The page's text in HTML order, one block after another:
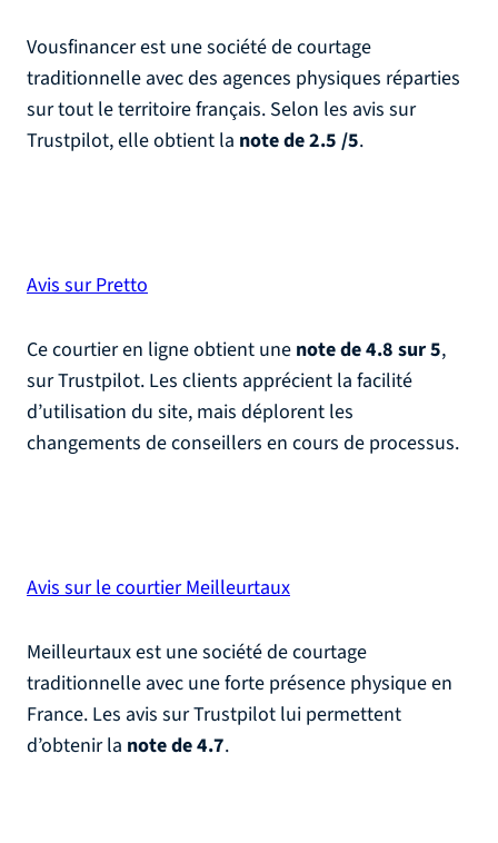
Vousfinancer est une société de courtage
traditionnelle avec des agences physiques réparties
sur tout le territoire français. Selon les avis sur
Trustpilot, elle obtient la note de 2.5 /5.
Avis sur Pretto
Ce courtier en ligne obtient une note de 4.8 sur 5,
sur Trustpilot. Les clients apprécient la facilité
d’utilisation du site, mais déplorent les
changements de conseillers en cours de processus.
Avis sur le courtier Meilleurtaux
Meilleurtaux est une société de courtage
traditionnelle avec une forte présence physique en
France. Les avis sur Trustpilot lui permettent
d’obtenir la note de 4.7.